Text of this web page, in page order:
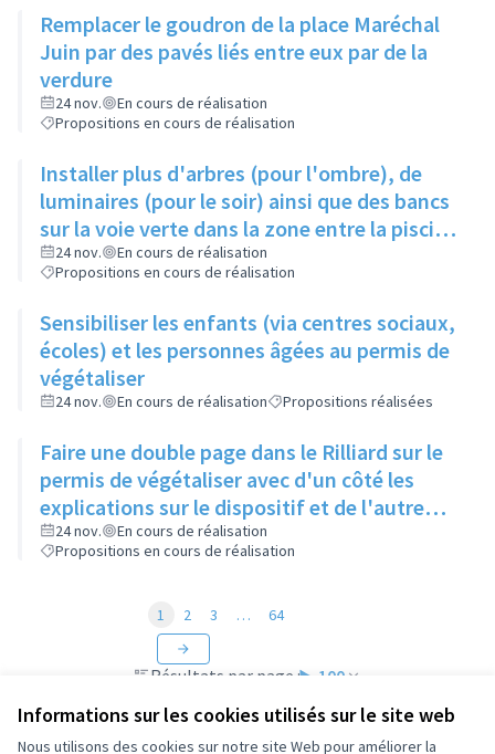
Informations sur les cookies utilisés sur le site web
Nous utilisons des cookies sur notre site Web pour améliorer la
Remplacer le goudron de la place Maréchal
Juin par des pavés liés entre eux par de la
verdure
24 nov.
En cours de réalisation
Propositions en cours de réalisation
Installer plus d'arbres (pour l'ombre), de
luminaires (pour le soir) ainsi que des bancs
sur la voie verte dans la zone entre la piscine
et la rue de l'Industrie
24 nov.
En cours de réalisation
Propositions en cours de réalisation
Sensibiliser les enfants (via centres sociaux,
écoles) et les personnes âgées au permis de
végétaliser
24 nov. En cours de réalisation Propositions réalisées
Faire une double page dans le Rilliard sur le
permis de végétaliser avec d'un côté les
explications sur le dispositif et de l'autre
côté des exemples concrets de lieux à
investir
24 nov.
En cours de réalisation
Propositions en cours de réalisation
Résultats par page : 100
1 2 3 … 64